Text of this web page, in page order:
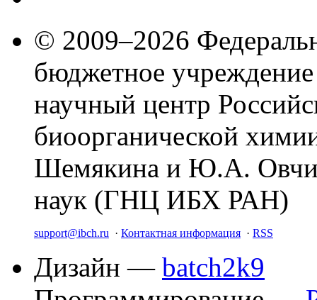
© 2009–2026
бюджетное
научный центр
биоорганической
Шемякина и Ю.А.
наук (ГНЦ ИБХ РАН)
support@ibch.ru · Контактная информация · RSS
Дизайн — batch2k9